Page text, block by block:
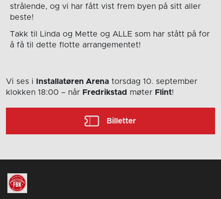
strålende, og vi har fått vist frem byen på sitt aller
beste!
Takk til Linda og Mette og ALLE som har stått på for
å få til dette flotte arrangementet!
Vi ses i Installatøren Arena torsdag 10. september
klokken 18:00 – når Fredrikstad møter Flint!
Billetter